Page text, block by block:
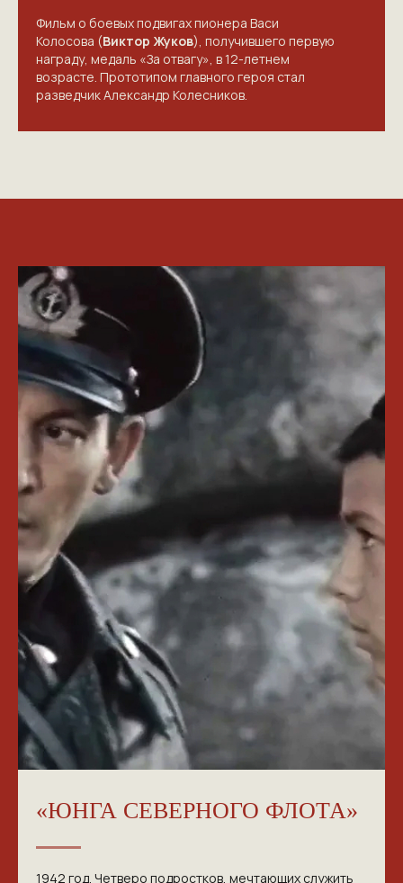
Фильм о боевых подвигах пионера Васи
Колосова (Виктор Жуков), получившего первую
награду, медаль «За отвагу», в 12-летнем
возрасте. Прототипом главного героя стал
разведчик Александр Колесников.
«ЮНГА СЕВЕРНОГО ФЛОТА»
1942 год. Четверо подростков, мечтающих служить